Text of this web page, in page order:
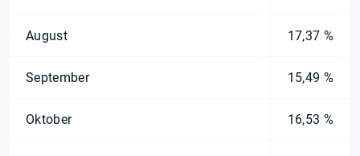
August 17,37 %
September 15,49 %
Oktober 16,53 %